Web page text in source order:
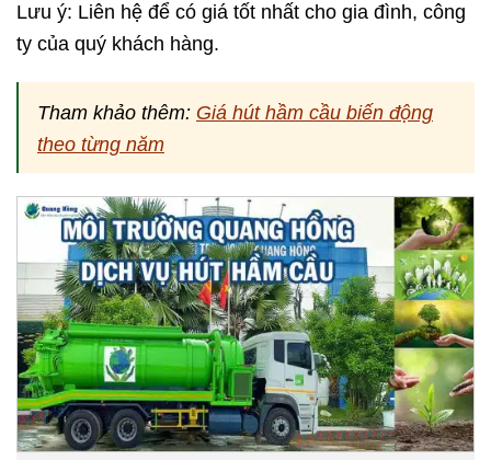
Lưu ý: Liên hệ để có giá tốt nhất cho gia đình, công
ty của quý khách hàng.
Tham khảo thêm: Giá hút hầm cầu biến động
theo từng năm